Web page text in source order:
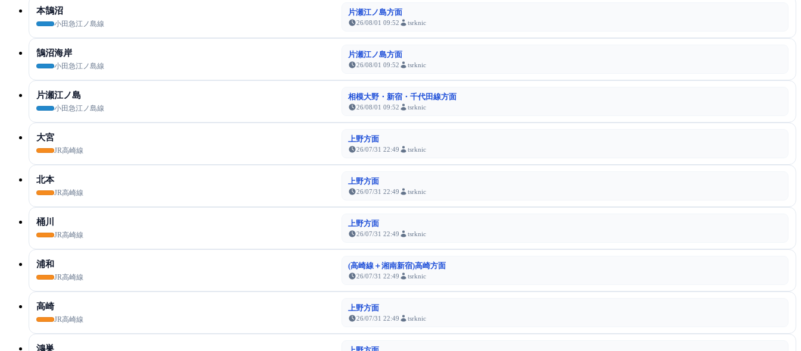
本鵠沼
小田急江ノ島線
片瀬江ノ島方面
26/08/01 09:52 tsrknic
鵠沼海岸
小田急江ノ島線
片瀬江ノ島方面
26/08/01 09:52 tsrknic
片瀬江ノ島
小田急江ノ島線
相模大野・新宿・千代田線方面
26/08/01 09:52 tsrknic
大宮
JR高崎線
上野方面
26/07/31 22:49 tsrknic
北本
JR高崎線
上野方面
26/07/31 22:49 tsrknic
桶川
JR高崎線
上野方面
26/07/31 22:49 tsrknic
浦和
JR高崎線
(高崎線＋湘南新宿)高崎方面
26/07/31 22:49 tsrknic
高崎
JR高崎線
上野方面
26/07/31 22:49 tsrknic
鴻巣